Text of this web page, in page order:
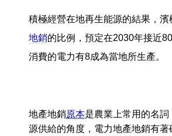
積極經營在地再生能源的結果，濱
地銷的比例，預定在2030年接近
消費的電力有8成為當地所生產。
地產地銷原本是農業上常用的名詞
源供給的角度，電力地產地銷有著